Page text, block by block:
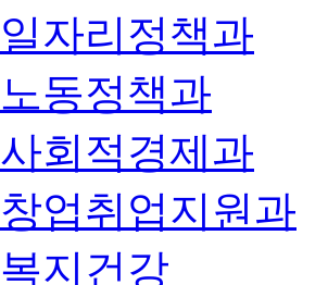
일자리정책과
노동정책과
사회적경제과
창업취업지원과
복지건강